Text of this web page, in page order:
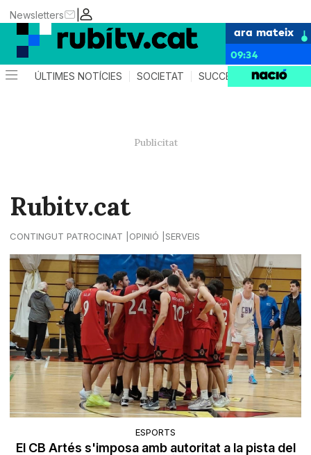
|
Newsletters
ara mateix
09:34
ÚLTIMES NOTÍCIES SOCIETAT SUCCESSOS
Rubitv.cat
CONTINGUT PATROCINAT OPINIÓ SERVEIS
ESPORTS
El CB Artés s'imposa amb autoritat a la pista del